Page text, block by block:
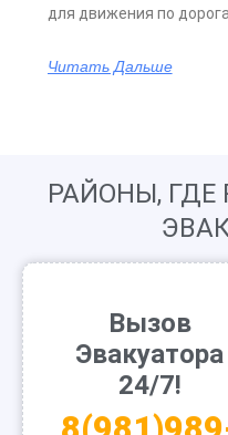
для движения по
Читать Дальше
РАЙОНЫ,
Вызов
Эвакуатора
24/7!